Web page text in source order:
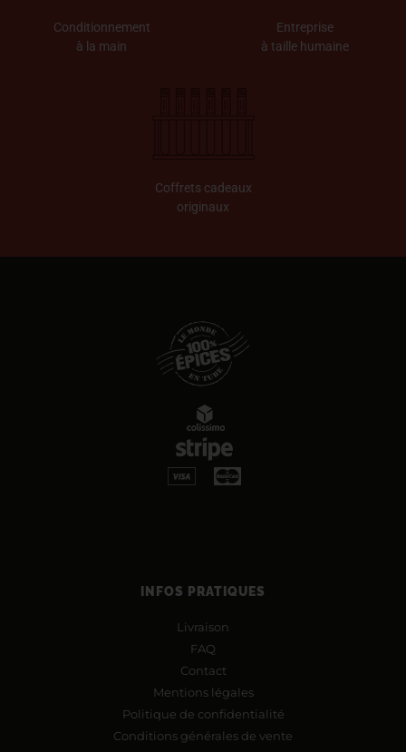
Conditionnement
à la main
Entreprise
à taille humaine
Coffrets cadeaux
originaux
INFOS PRATIQUES
Livraison
FAQ
Contact
Mentions légales
Politique de confidentialité
Conditions générales de vente